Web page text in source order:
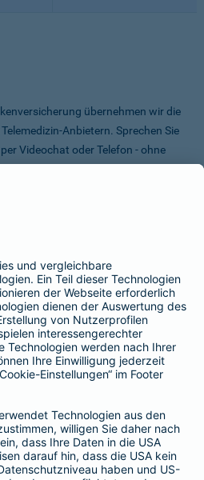
übernehmen wir die
Anbietern. Sprechen Sie
Videochat oder Telefon - ohne
zu erleichtern, haben wir vorab
Vorteile für Sie vereinbart. Sowohl
profitieren Sie von einer
also direkt zwischen dem
klicken Sie auf die Logos.